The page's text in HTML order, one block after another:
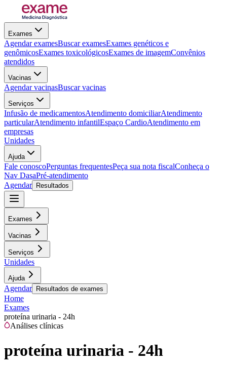
Exames
Agendar examesBuscar examesExames genéticos e
genômicosExames toxicológicosExames de imagemConvênios
atendidos
Vacinas
Agendar vacinasBuscar vacinas
Serviços
Infusão de medicamentosAtendimento domiciliarAtendimento
particularAtendimento infantilEspaço CardioAtendimento em
empresas
Unidades
Ajuda
Fale conoscoPerguntas frequentesPeça sua nota fiscalConheça o
Nav DasaPré-atendimento
Agendar
Resultados
Exames
Vacinas
Serviços
Unidades
Ajuda
Agendar Resultados de exames
Home
Exames
proteína urinaria - 24h
Análises clínicas
proteína urinaria - 24h